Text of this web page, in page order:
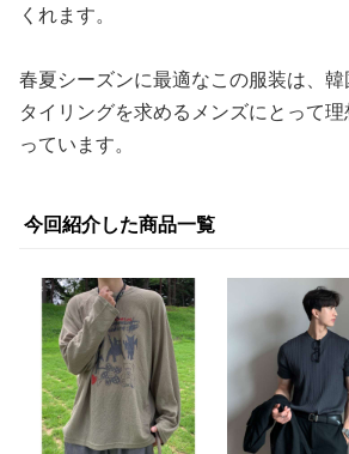
くれます。
春夏シーズンに最適なこの服装は、
タイリングを求めるメンズにとって
っています。
今回紹介した商品一覧